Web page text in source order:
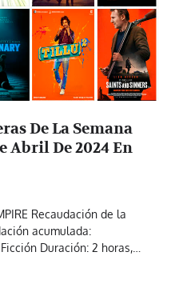
De La Semana
Abril De 2024 En
Recaudación de la
acumulada:
Duración: 2 horas,…